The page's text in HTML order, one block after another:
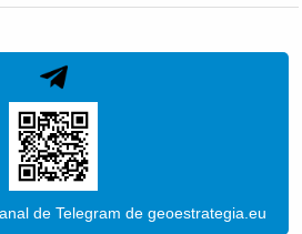
de Telegram de geoestrategia.eu